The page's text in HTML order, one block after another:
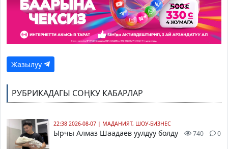
Жазылуу
РУБРИКАДАГЫ СОҢКУ КАБАРЛАР
22:38 2026-08-07 | МАДАНИЯТ, ШОУ-БИЗНЕС
Ырчы Алмаз Шаадаев уулдуу болду 740 0